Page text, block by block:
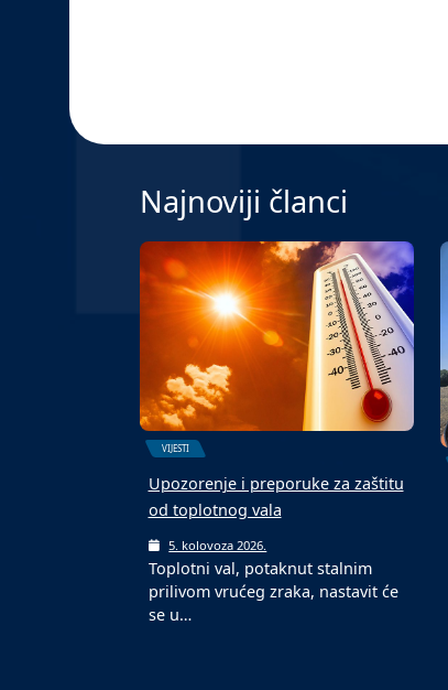
Najnoviji članci
VIJESTI
Upozorenje i preporuke za zaštitu
od toplotnog vala
5. kolovoza 2026.
Toplotni val, potaknut stalnim
prilivom vrućeg zraka, nastavit će
se u…